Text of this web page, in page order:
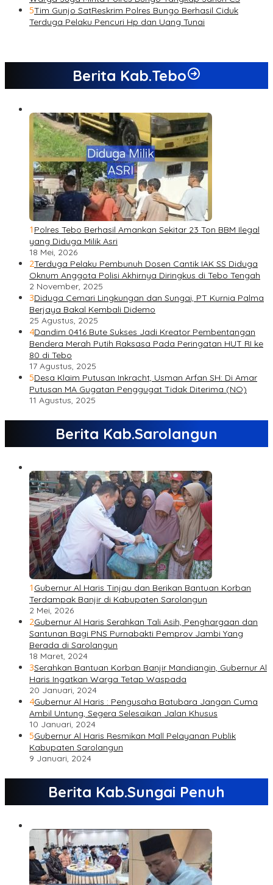
5Tim Gunjo SatReskrim Polres Bungo Berhasil Ciduk
Terduga Pelaku Pencuri Hp dan Uang Tunai
Berita Kab.Tebo
1 Polres Tebo Berhasil Amankan Sekitar 23 Ton BBM Ilegal
yang Diduga Milik Asri
18 Mei, 2026
2Terduga Pelaku Pembunuh Dosen Cantik IAK SS Diduga
Oknum Anggota Polisi Akhirnya Diringkus di Tebo Tengah
2 November, 2025
3Diduga Cemari Lingkungan dan Sungai, PT Kurnia Palma
Berjaya Bakal Kembali Didemo
25 Agustus, 2025
4Dandim 0416 Bute Sukses Jadi Kreator Pembentangan
Bendera Merah Putih Raksasa Pada Peringatan HUT RI ke
80 di Tebo
17 Agustus, 2025
5Desa Klaim Putusan Inkracht, Usman Arfan SH: Di Amar
Putusan MA Gugatan Penggugat Tidak Diterima (NO)
11 Agustus, 2025
Berita Kab.Sarolangun
1 Gubernur Al Haris Tinjau dan Berikan Bantuan Korban
Terdampak Banjir di Kabupaten Sarolangun
2 Mei, 2026
2Gubernur Al Haris Serahkan Tali Asih, Penghargaan dan
Santunan Bagi PNS Purnabakti Pemprov Jambi Yang
Berada di Sarolangun
18 Maret, 2024
3Serahkan Bantuan Korban Banjir Mandiangin, Gubernur Al
Haris Ingatkan Warga Tetap Waspada
20 Januari, 2024
4Gubernur Al Haris : Pengusaha Batubara Jangan Cuma
Ambil Untung, Segera Selesaikan Jalan Khusus
10 Januari, 2024
5Gubernur Al Haris Resmikan Mall Pelayanan Publik
Kabupaten Sarolangun
9 Januari, 2024
Berita Kab.Sungai Penuh